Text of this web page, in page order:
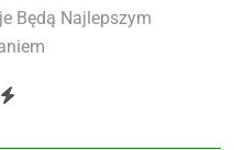
Będą Najlepszym